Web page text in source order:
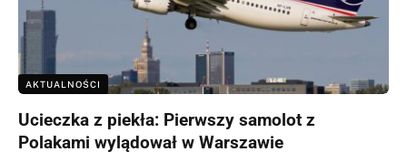
AKTUALNOŚCI
Ucieczka z piekła: Pierwszy samolot z
Polakami wylądował w Warszawie